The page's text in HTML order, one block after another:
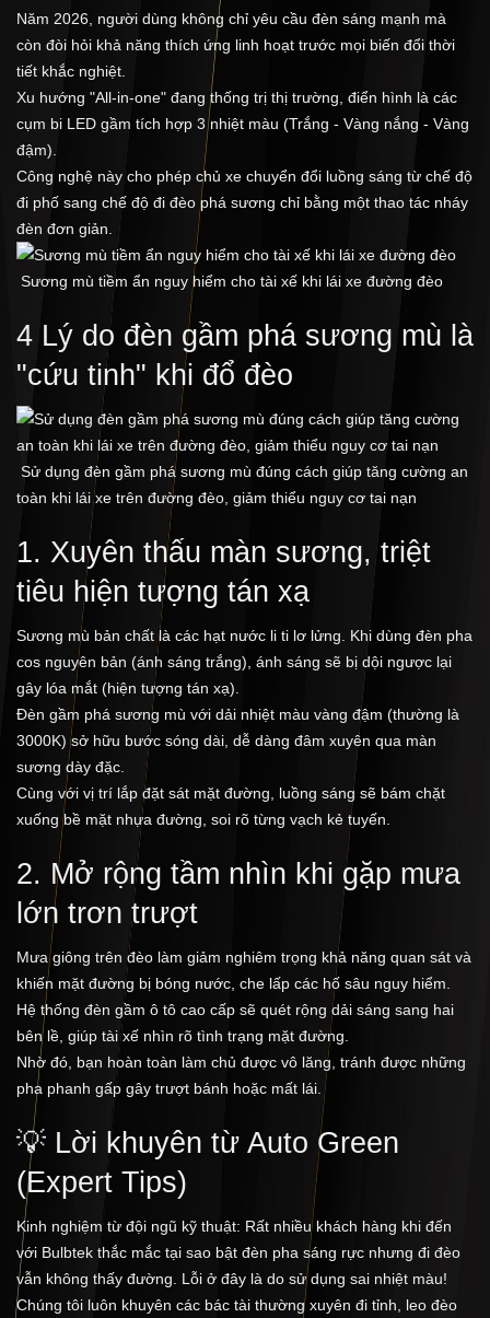
Năm 2026, người dùng không chỉ yêu cầu đèn sáng mạnh mà
còn đòi hỏi khả năng thích ứng linh hoạt trước mọi biến đổi thời
tiết khắc nghiệt.
Xu hướng "All-in-one" đang thống trị thị trường, điển hình là các
cụm bi LED gầm tích hợp 3 nhiệt màu (Trắng - Vàng nắng - Vàng
đậm).
Công nghệ này cho phép chủ xe chuyển đổi luồng sáng từ chế độ
đi phố sang chế độ đi đèo phá sương chỉ bằng một thao tác nháy
đèn đơn giản.
Sương mù tiềm ẩn nguy hiểm cho tài xế khi lái xe đường đèo
4 Lý do đèn gầm phá sương mù là
"cứu tinh" khi đổ đèo
Sử dụng đèn gầm phá sương mù đúng cách giúp tăng cường an
toàn khi lái xe trên đường đèo, giảm thiểu nguy cơ tai nạn
1. Xuyên thấu màn sương, triệt
tiêu hiện tượng tán xạ
Sương mù bản chất là các hạt nước li ti lơ lửng. Khi dùng đèn pha
cos nguyên bản (ánh sáng trắng), ánh sáng sẽ bị dội ngược lại
gây lóa mắt (hiện tượng tán xạ).
Đèn gầm phá sương mù với dải nhiệt màu vàng đậm (thường là
3000K) sở hữu bước sóng dài, dễ dàng đâm xuyên qua màn
sương dày đặc.
Cùng với vị trí lắp đặt sát mặt đường, luồng sáng sẽ bám chặt
xuống bề mặt nhựa đường, soi rõ từng vạch kẻ tuyến.
2. Mở rộng tầm nhìn khi gặp mưa
lớn trơn trượt
Mưa giông trên đèo làm giảm nghiêm trọng khả năng quan sát và
khiến mặt đường bị bóng nước, che lấp các hố sâu nguy hiểm.
Hệ thống đèn gầm ô tô cao cấp sẽ quét rộng dải sáng sang hai
bên lề, giúp tài xế nhìn rõ tình trạng mặt đường.
Nhờ đó, bạn hoàn toàn làm chủ được vô lăng, tránh được những
pha phanh gấp gây trượt bánh hoặc mất lái.
💡 Lời khuyên từ Auto Green
(Expert Tips)
Kinh nghiệm từ đội ngũ kỹ thuật: Rất nhiều khách hàng khi đến
với Bulbtek thắc mắc tại sao bật đèn pha sáng rực nhưng đi đèo
vẫn không thấy đường. Lỗi ở đây là do sử dụng sai nhiệt màu!
Chúng tôi luôn khuyên các bác tài thường xuyên đi tỉnh, leo đèo